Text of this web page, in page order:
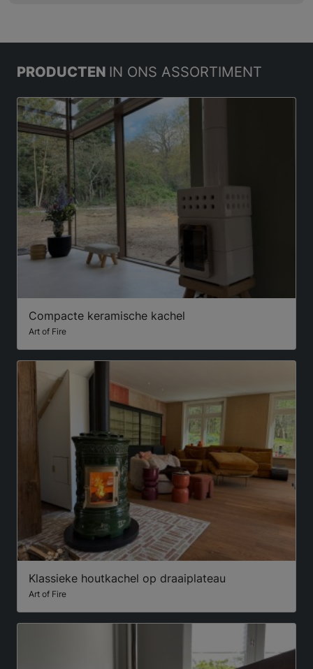
PRODUCTEN IN ONS ASSORTIMENT
Compacte keramische kachel
Art of Fire
Klassieke houtkachel op draaiplateau
Art of Fire